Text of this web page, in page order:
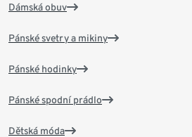
Dámská obuv
Pánské svetry a mikiny
Pánské hodinky
Pánské spodní prádlo
Dětská móda